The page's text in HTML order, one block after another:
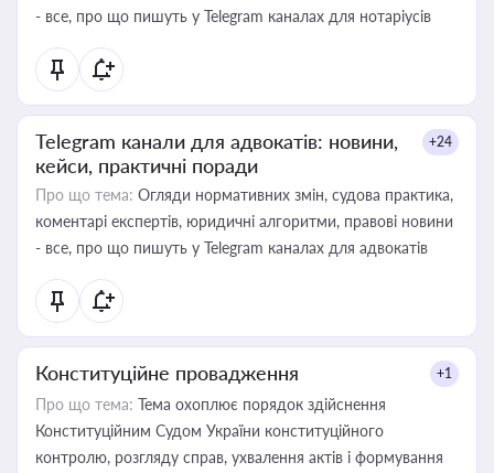
- все, про що пишуть у Telegram каналах для нотаріусів
Telegram канали для адвокатів: новини,
кейси, практичні поради
+24
Про що тема: Огляди нормативних змін, судова практика,
коментарі експертів, юридичні алгоритми, правові новини
- все, про що пишуть у Telegram каналах для адвокатів
Конституційне провадження +1
Про що тема: Тема охоплює порядок здійснення
Конституційним Судом України конституційного
контролю, розгляду справ, ухвалення актів і формування